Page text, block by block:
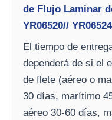
de Flujo Laminar
YR06520//
El tiempo de
dependerá de si el
de flete (aéreo o
30 días, marítimo
aéreo 30-60 días,